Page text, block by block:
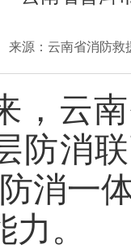
来源：云南省消防救
，云
防消
消一
。